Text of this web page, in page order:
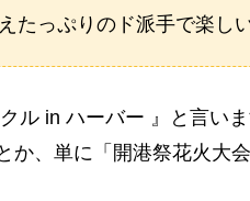
たっぷりのド派手で楽し
ル in ハーバー 』と言い
か、単に「開港祭花火大